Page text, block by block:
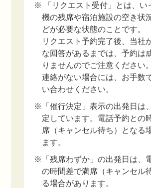
※ 「リクエスト受付」とは、い
機の残席や宿泊施設の空き状
どが必要な状態のことです。
リクエスト予約完了後、当社
な回答があるまでは、予約は
りませんのでご注意ください。
連絡がない場合には、お手数
い合わせください。
※「催行決定」表示の出発日は
定しています。電話予約との
席（キャンセル待ち）となる
ます。
※「残席わずか」の出発日は、
の時間差で満席（キャンセル
る場合があります。